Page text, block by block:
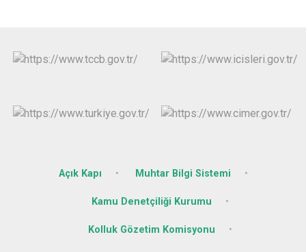
Açık Kapı Muhtar Bilgi Sistemi
Kamu Denetçiliği Kurumu
Kolluk Gözetim Komisyonu